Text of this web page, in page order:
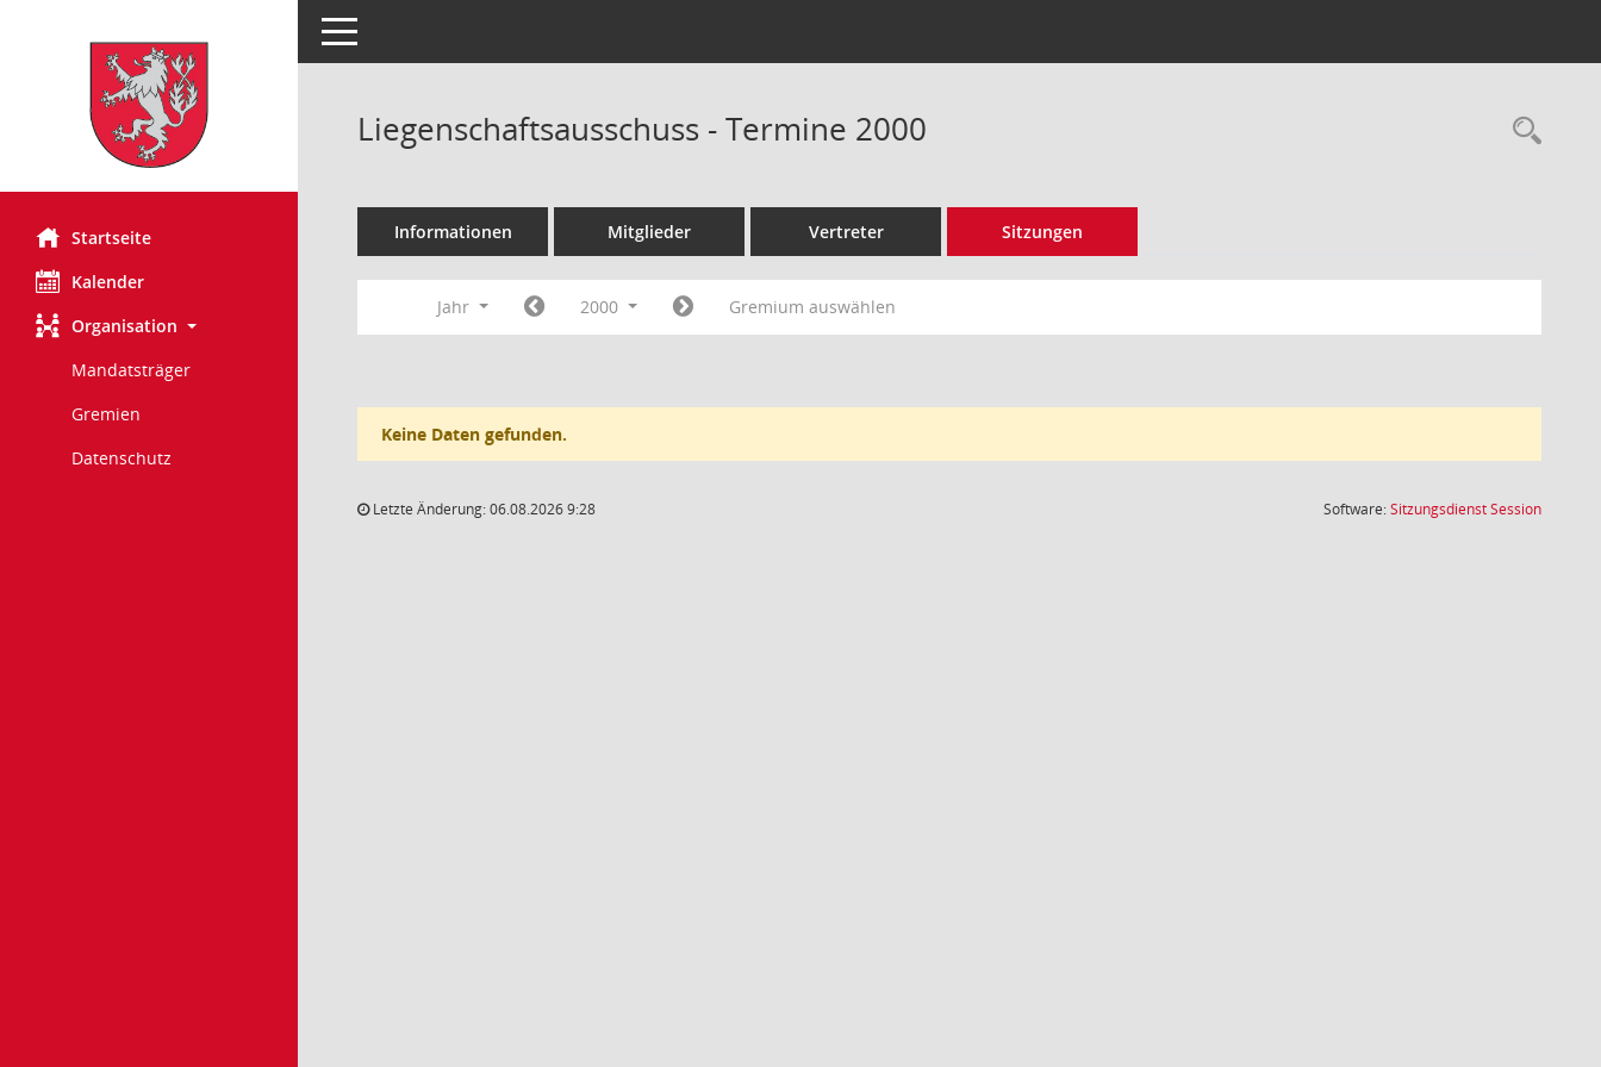
Startseite
Kalender
Organisation
Mandatsträger
Gremien
Datenschutz
Toggle navigation
Liegenschaftsausschuss - Termine 2000
Informationen Mitglieder Vertreter Sitzungen
Jahr 2000 Gremium auswählen
Keine Daten gefunden.
Letzte Änderung: 06.08.2026 9:28 Software:SitzungsdienstSession(Wird in